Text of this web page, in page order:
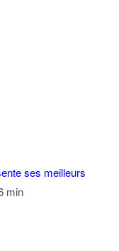
ses meilleurs
min